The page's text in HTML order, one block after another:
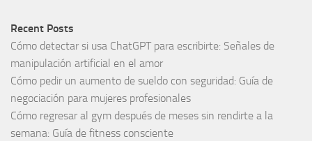
Recent Posts
Cómo detectar si usa ChatGPT para escribirte: Señales de
manipulación artificial en el amor
Cómo pedir un aumento de sueldo con seguridad: Guía de
negociación para mujeres profesionales
Cómo regresar al gym después de meses sin rendirte a la
semana: Guía de fitness consciente